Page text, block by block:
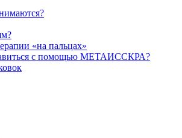
«на пальцах»
с помощью МЕТАИССКРА?